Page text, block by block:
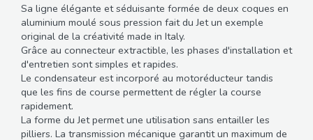
Sa ligne élégante et séduisante formée de deux coques en
aluminium moulé sous pression fait du Jet un exemple
original de la créativité made in Italy.
Grâce au connecteur extractible, les phases d'installation et
d'entretien sont simples et rapides.
Le condensateur est incorporé au motoréducteur tandis
que les fins de course permettent de régler la course
rapidement.
La forme du Jet permet une utilisation sans entailler les
pilliers. La transmission mécanique garantit un maximum de